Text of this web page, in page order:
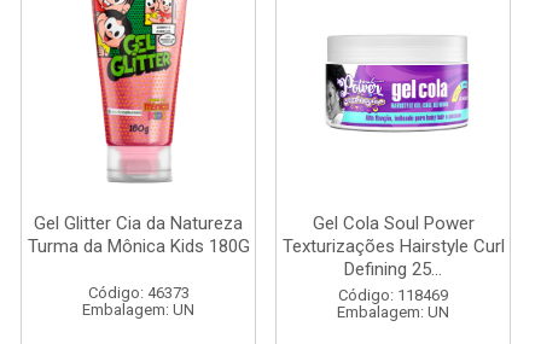
Gel Glitter Cia da Natureza
Turma da Mônica Kids 180G
Código: 46373
Embalagem: UN
Gel Cola Soul Power
Texturizações Hairstyle Curl
Defining 25...
Código: 118469
Embalagem: UN